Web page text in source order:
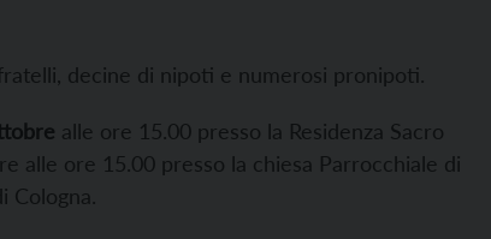
fratelli, decine di nipoti e numerosi pronipoti.
alle ore 15.00 presso la Residenza Sacro
alle ore 15.00 presso la chiesa Parrocchiale di
Cologna.